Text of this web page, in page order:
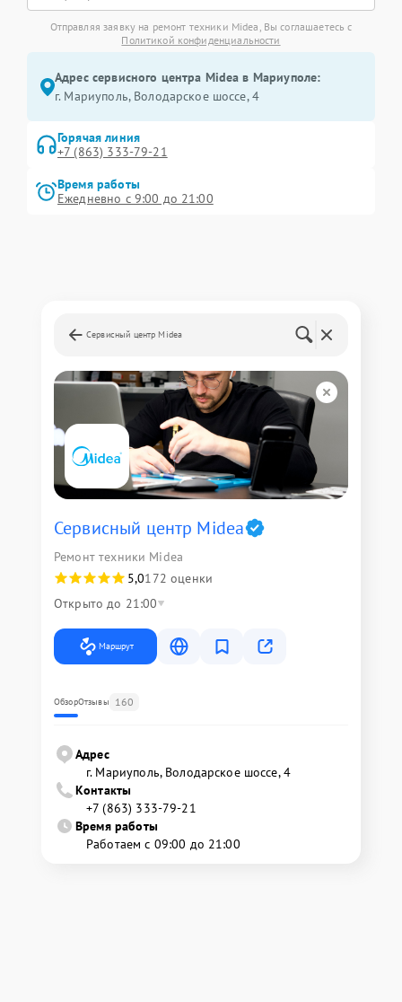
Отправляя заявку на ремонт техники Midea, Вы соглашаетесь с
Политикой конфиденциальности
Адрес сервисного центра Midea в Мариуполе:
г. Мариуполь, Володарское шоссе, 4
Горячая линия
+7 (863) 333-79-21
Время работы
Ежедневно с 9:00 до 21:00
Сервисный центр Midea
Сервисный центр Midea
Ремонт техники Midea
5,0172 оценки
Открыто до 21:00
Маршрут
ОбзорОтзывы 160
Адрес
г. Мариуполь, Володарское шоссе, 4
Контакты
+7 (863) 333-79-21
Время работы
Работаем с 09:00 до 21:00